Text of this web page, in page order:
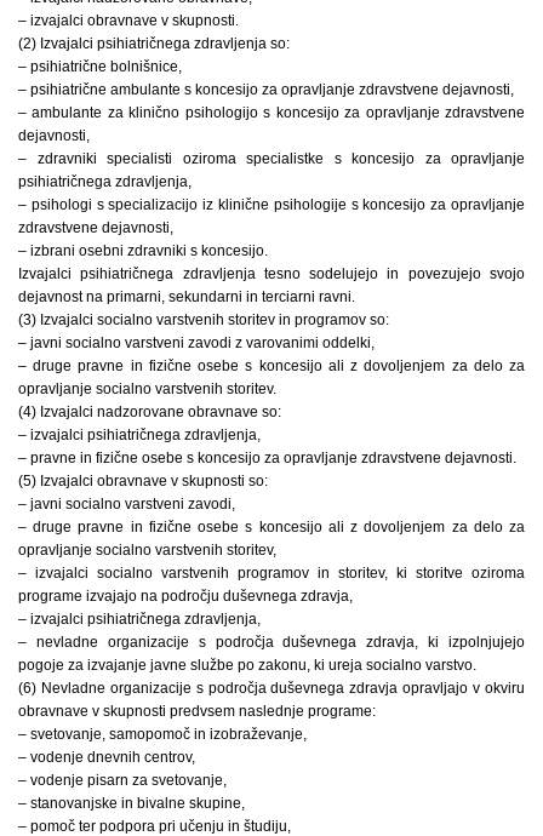
– izvajalci obravnave v skupnosti.
(2) Izvajalci psihiatričnega zdravljenja so:
– psihiatrične bolnišnice,
– psihiatrične ambulante s koncesijo za opravljanje zdravstvene dejavnosti,
– ambulante za klinično psihologijo s koncesijo za opravljanje zdravstvene
dejavnosti,
– zdravniki specialisti oziroma specialistke s koncesijo za opravljanje
psihiatričnega zdravljenja,
– psihologi s specializacijo iz klinične psihologije s koncesijo za opravljanje
zdravstvene dejavnosti,
– izbrani osebni zdravniki s koncesijo.
Izvajalci psihiatričnega zdravljenja tesno sodelujejo in povezujejo svojo
dejavnost na primarni, sekundarni in terciarni ravni.
(3) Izvajalci socialno varstvenih storitev in programov so:
– javni socialno varstveni zavodi z varovanimi oddelki,
– druge pravne in fizične osebe s koncesijo ali z dovoljenjem za delo za
opravljanje socialno varstvenih storitev.
(4) Izvajalci nadzorovane obravnave so:
– izvajalci psihiatričnega zdravljenja,
– pravne in fizične osebe s koncesijo za opravljanje zdravstvene dejavnosti.
(5) Izvajalci obravnave v skupnosti so:
– javni socialno varstveni zavodi,
– druge pravne in fizične osebe s koncesijo ali z dovoljenjem za delo za
opravljanje socialno varstvenih storitev,
– izvajalci socialno varstvenih programov in storitev, ki storitve oziroma
programe izvajajo na področju duševnega zdravja,
– izvajalci psihiatričnega zdravljenja,
– nevladne organizacije s področja duševnega zdravja, ki izpolnjujejo
pogoje za izvajanje javne službe po zakonu, ki ureja socialno varstvo.
(6) Nevladne organizacije s področja duševnega zdravja opravljajo v okviru
obravnave v skupnosti predvsem naslednje programe:
– svetovanje, samopomoč in izobraževanje,
– vodenje dnevnih centrov,
– vodenje pisarn za svetovanje,
– stanovanjske in bivalne skupine,
– pomoč ter podpora pri učenju in študiju,